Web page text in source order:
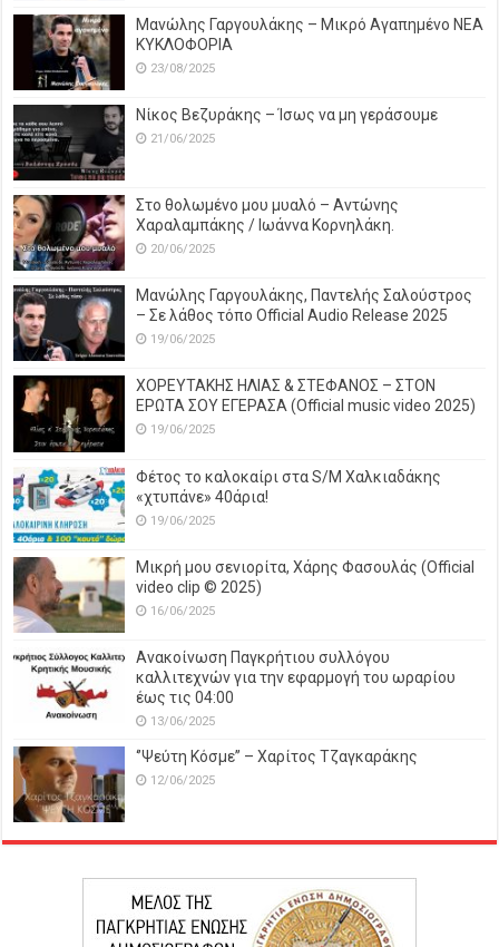
Μανώλης Γαργουλάκης – Μικρό Αγαπημένο NEΑ
ΚΥΚΛΟΦΟΡΙΑ
23/08/2025
Νίκος Βεζυράκης – Ίσως να μη γεράσουμε
21/06/2025
Στο θολωμένο μου μυαλό – Αντώνης
Χαραλαμπάκης / Ιωάννα Κορνηλάκη.
20/06/2025
Μανώλης Γαργουλάκης, Παντελής Σαλούστρος
– Σε λάθος τόπο Official Audio Release 2025
19/06/2025
ΧΟΡΕΥΤΑΚΗΣ ΗΛΙΑΣ & ΣΤΕΦΑΝΟΣ – ΣΤΟΝ
ΕΡΩΤΑ ΣΟΥ ΕΓΕΡΑΣΑ (Official music video 2025)
19/06/2025
Φέτος το καλοκαίρι στα S/M Χαλκιαδάκης
«χτυπάνε» 40άρια!
19/06/2025
Μικρή μου σενιορίτα, Χάρης Φασουλάς (Official
video clip © 2025)
16/06/2025
Ανακοίνωση Παγκρήτιου συλλόγου
καλλιτεχνών για την εφαρμογή του ωραρίου
έως τις 04:00
13/06/2025
‘’Ψεύτη Κόσμε’’ – Χαρίτος Τζαγκαράκης
12/06/2025